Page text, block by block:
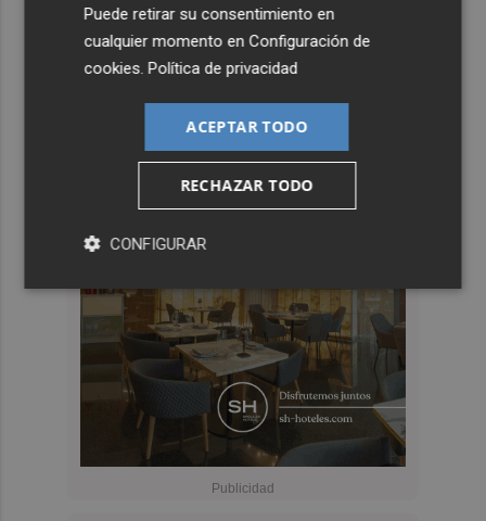
Puede retirar su consentimiento en
cualquier momento enConfiguración de
cookies .Política de privacidad
ACEPTAR TODO
RECHAZAR TODO
CONFIGURAR